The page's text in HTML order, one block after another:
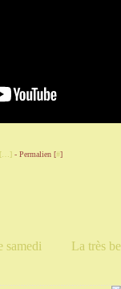
] - Permalien [#]
samedi La très